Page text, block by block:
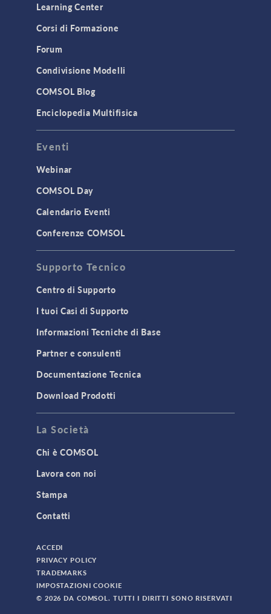
Learning Center
Corsi di Formazione
Forum
Condivisione Modelli
COMSOL Blog
Enciclopedia Multifisica
Eventi
Webinar
COMSOL Day
Calendario Eventi
Conferenze COMSOL
Supporto Tecnico
Centro di Supporto
I tuoi Casi di Supporto
Informazioni Tecniche di Base
Partner e consulenti
Documentazione Tecnica
Download Prodotti
La Società
Chi è COMSOL
Lavora con noi
Stampa
Contatti
ACCEDI
PRIVACY POLICY
TRADEMARKS
IMPOSTAZIONI COOKIE
© 2026 DA COMSOL. TUTTI I DIRITTI SONO RISERVATI